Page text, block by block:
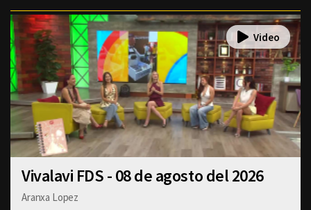
Vivalavi FDS - 08 de agosto del 2026
Aranxa Lopez